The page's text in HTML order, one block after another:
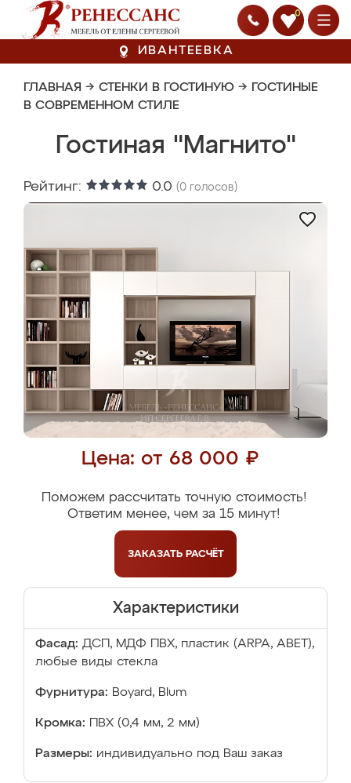
0
ИВАНТЕЕВКА
ГЛАВНАЯ → СТЕНКИ В ГОСТИНУЮ → ГОСТИНЫЕ
В СОВРЕМЕННОМ СТИЛЕ
Гостиная "Магнито"
Рейтинг: 0.0 (0 голосов)
Цена: от 68 000 ₽
Поможем рассчитать точную стоимость!
Ответим менее, чем за 15 минут!
ЗАКАЗАТЬ РАСЧЁТ
Характеристики
Фасад: ДСП, МДФ ПВХ, пластик (ARPA, ABET),
любые виды стекла
Фурнитура: Boyard, Blum
Кромка: ПВХ (0,4 мм, 2 мм)
Размеры: индивидуально под Ваш заказ